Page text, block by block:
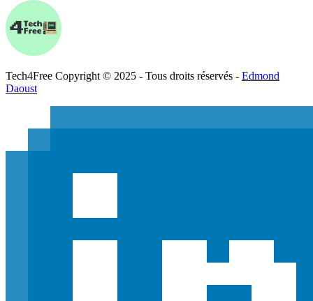
Tech4Free Copyright © 2025 - Tous droits réservés - Edmond
Daoust